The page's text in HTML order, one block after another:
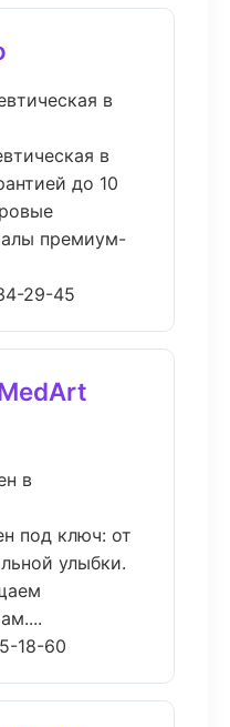
в
в
до 10
премиум-
29-45
в
под ключ: от
улыбки.
18-60